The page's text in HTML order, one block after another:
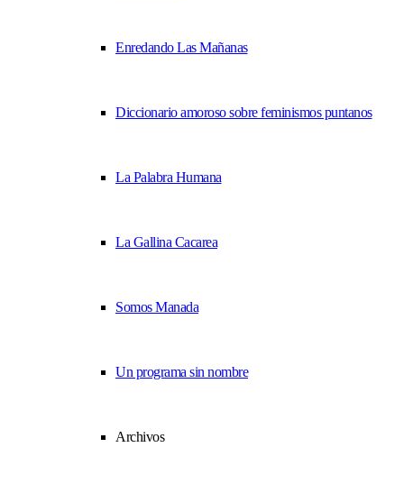
Enredando Las Mañanas
Diccionario amoroso sobre feminismos puntanos
La Palabra Humana
La Gallina Cacarea
Somos Manada
Un programa sin nombre
Archivos